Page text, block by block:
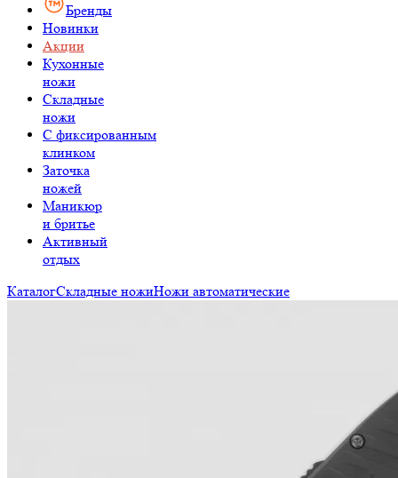
Бренды
Новинки
Акции
Кухонные
ножи
Складные
ножи
C фиксированным
клинком
Заточка
ножей
Маникюр
и бритье
Активный
отдых
КаталогСкладные ножиНожи автоматические